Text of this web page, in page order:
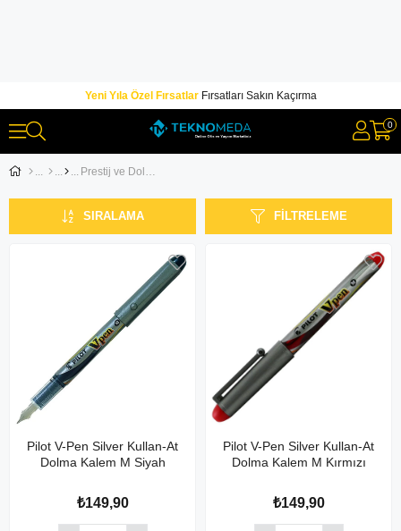
Yeni Yıla Özel FırsatlarFırsatları Sakın Kaçırma
0
Prestij ve Dolma Kalemler
FILTRELEME
SIRALAMA
Pilot V-Pen Silver Kullan-At
Dolma Kalem M Siyah
₺149,90
Pilot V-Pen Silver Kullan-At
Dolma Kalem M Kırmızı
₺149,90